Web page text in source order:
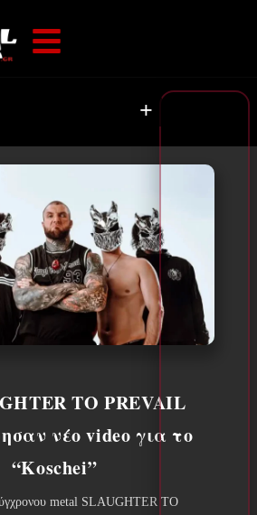
+
TO PREVAIL
νέο video για το
“Koschei”
metal SLAUGHTER TO